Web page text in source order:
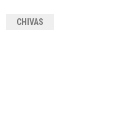
CHIVAS